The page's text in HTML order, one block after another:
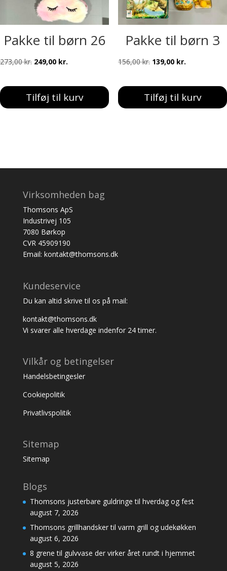
Pakke til børn 26
273,00kr. Den
pris
var:
249,00 kr.
pris
er:
Tilføj til kurv
Pakke til børn 3
156,00kr. Den
pris
var:
139,00 kr.Den
pris
er:
Tilføj til kurv
Virksomheden bag
Thomsons ApS
Industrivej 105
7080 Børkop
CVR 45909190
Email: kontakt@thomsons.dk
Kundeservice
Du kan altid skrive til os på mail:
kontakt@thomsons.dk
Vi svarer alle hverdage indenfor 24 timer.
Vilkår og betingelser
Handelsbetingesler
Cookiepolitik
Privatlivspolitik
Sitemap
Sitemap
Blogs
Thomsons justerbare guldringe til hverdag og fest
august 7, 2026
Thomsons grillhandsker til varm grill og udekøkken
august 6, 2026
8 grene til gulvvase der virker året rundt i hjemmet
august 5, 2026